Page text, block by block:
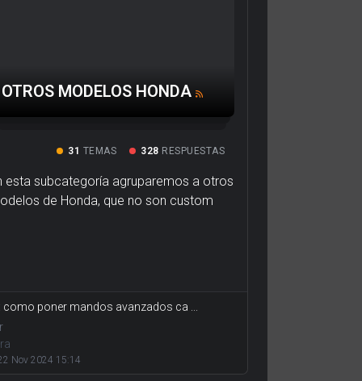
OTROS MODELOS HONDA
31 TEMAS 328 RESPUESTAS
esta subcategoría agruparemos a otros
de Honda, que no son custom
como poner mandos avanzados ca ...
Nov 2024 15:14